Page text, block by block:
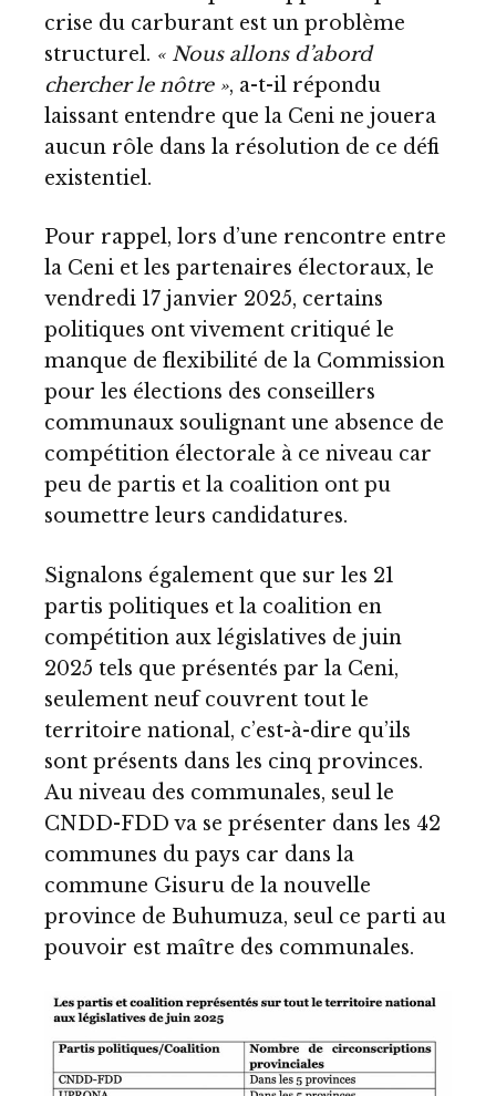
crise du carburant est un problème
structurel. « Nous allons d’abord
chercher le nôtre », a-t-il répondu
laissant entendre que la Ceni ne jouera
aucun rôle dans la résolution de ce défi
existentiel.
Pour rappel, lors d’une rencontre entre
la Ceni et les partenaires électoraux, le
vendredi 17 janvier 2025, certains
politiques ont vivement critiqué le
manque de flexibilité de la Commission
pour les élections des conseillers
communaux soulignant une absence de
compétition électorale à ce niveau car
peu de partis et la coalition ont pu
soumettre leurs candidatures.
Signalons également que sur les 21
partis politiques et la coalition en
compétition aux législatives de juin
2025 tels que présentés par la Ceni,
seulement neuf couvrent tout le
territoire national, c’est-à-dire qu’ils
sont présents dans les cinq provinces.
Au niveau des communales, seul le
CNDD-FDD va se présenter dans les 42
communes du pays car dans la
commune Gisuru de la nouvelle
province de Buhumuza, seul ce parti au
pouvoir est maître des communales.